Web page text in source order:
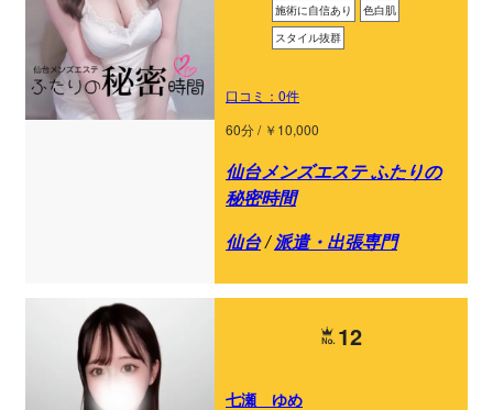
施術に自信あり
色白肌
スタイル抜群
口コミ：0件
60分 / ￥10,000
仙台メンズエステ ふたりの
秘密時間
仙台/派遣・出張専門
12
七瀬 ゆめ